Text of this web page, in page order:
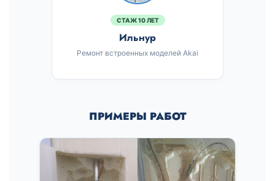
СТАЖ 10 ЛЕТ
Ильнур
Ремонт встроенных моделей Akai
ПРИМЕРЫ РАБОТ